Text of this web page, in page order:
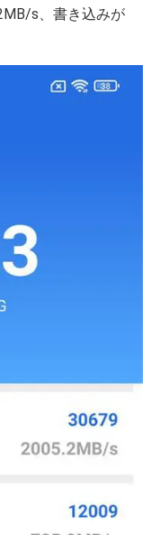
s、書き込みが